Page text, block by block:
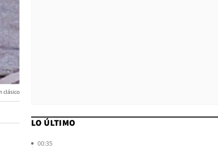
clásico
LO ÚLTIMO
00:35